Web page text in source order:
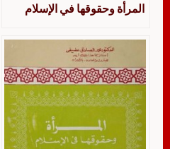
المرأة وحقوقها في الإسلام